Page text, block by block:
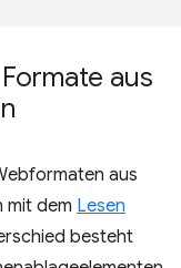
aus
aus
mit dem Lesen
besteht